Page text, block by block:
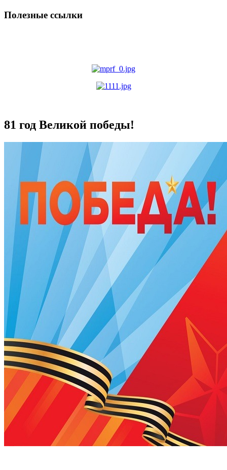
Полезные ссылки
81 год Великой победы!